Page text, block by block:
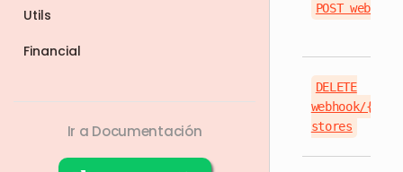
Utils
Financial
Ir a Documentación
POST webhook
DELETE
webhook/
stores